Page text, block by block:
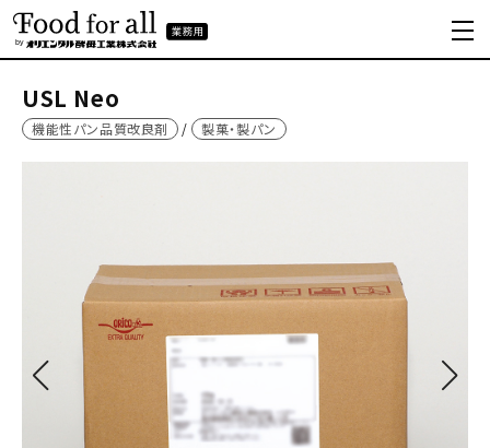
USL Neo
機能性パン品質改良剤 製菓・製パン